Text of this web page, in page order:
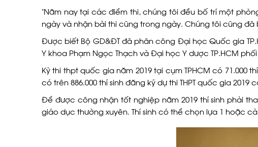
“Năm nay tại các điểm thi, chúng tôi đều bố trí một
ngày và nhận bài thi cũng trong ngày. Chúng tôi cũng
Được biết Bộ GD&ĐT đã phân công Đại học Quốc gia
Y khoa Phạm Ngọc Thạch và Đại học Y dược TP.HCM
Kỳ thi thpt quốc gia năm 2019 tại cụm TPHCM có 71.000
có trên 886.000 thí sinh đăng ký dự thi THPT quốc gia 2019
Để được công nhận tốt nghiệp năm 2019 thí sinh phải
giáo dục thường xuyên. Thí sinh có thể chọn lựa 1 hoặc